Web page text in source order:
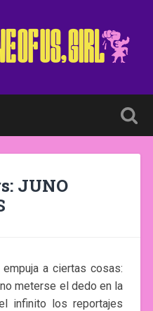
JUNO
a ciertas cosas:
meterse el dedo en la
infinito los reportajes